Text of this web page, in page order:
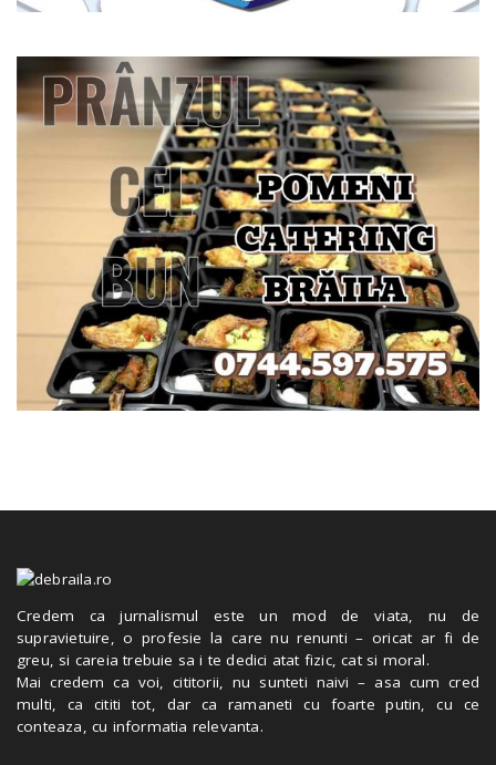
Credem ca jurnalismul este un mod de viata, nu de
supravietuire, o profesie la care nu renunti – oricat ar fi de
greu, si careia trebuie sa i te dedici atat fizic, cat si moral.
Mai credem ca voi, cititorii, nu sunteti naivi – asa cum cred
multi, ca cititi tot, dar ca ramaneti cu foarte putin, cu ce
conteaza, cu informatia relevanta.